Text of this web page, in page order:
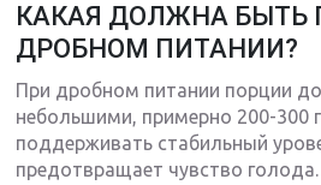
КАКАЯ ДОЛЖНА БЫТЬ
ДРОБНОМ ПИТАНИИ?
При дробном питании порции
небольшими, примерно 200-300
поддерживать стабильный
предотвращает чувство